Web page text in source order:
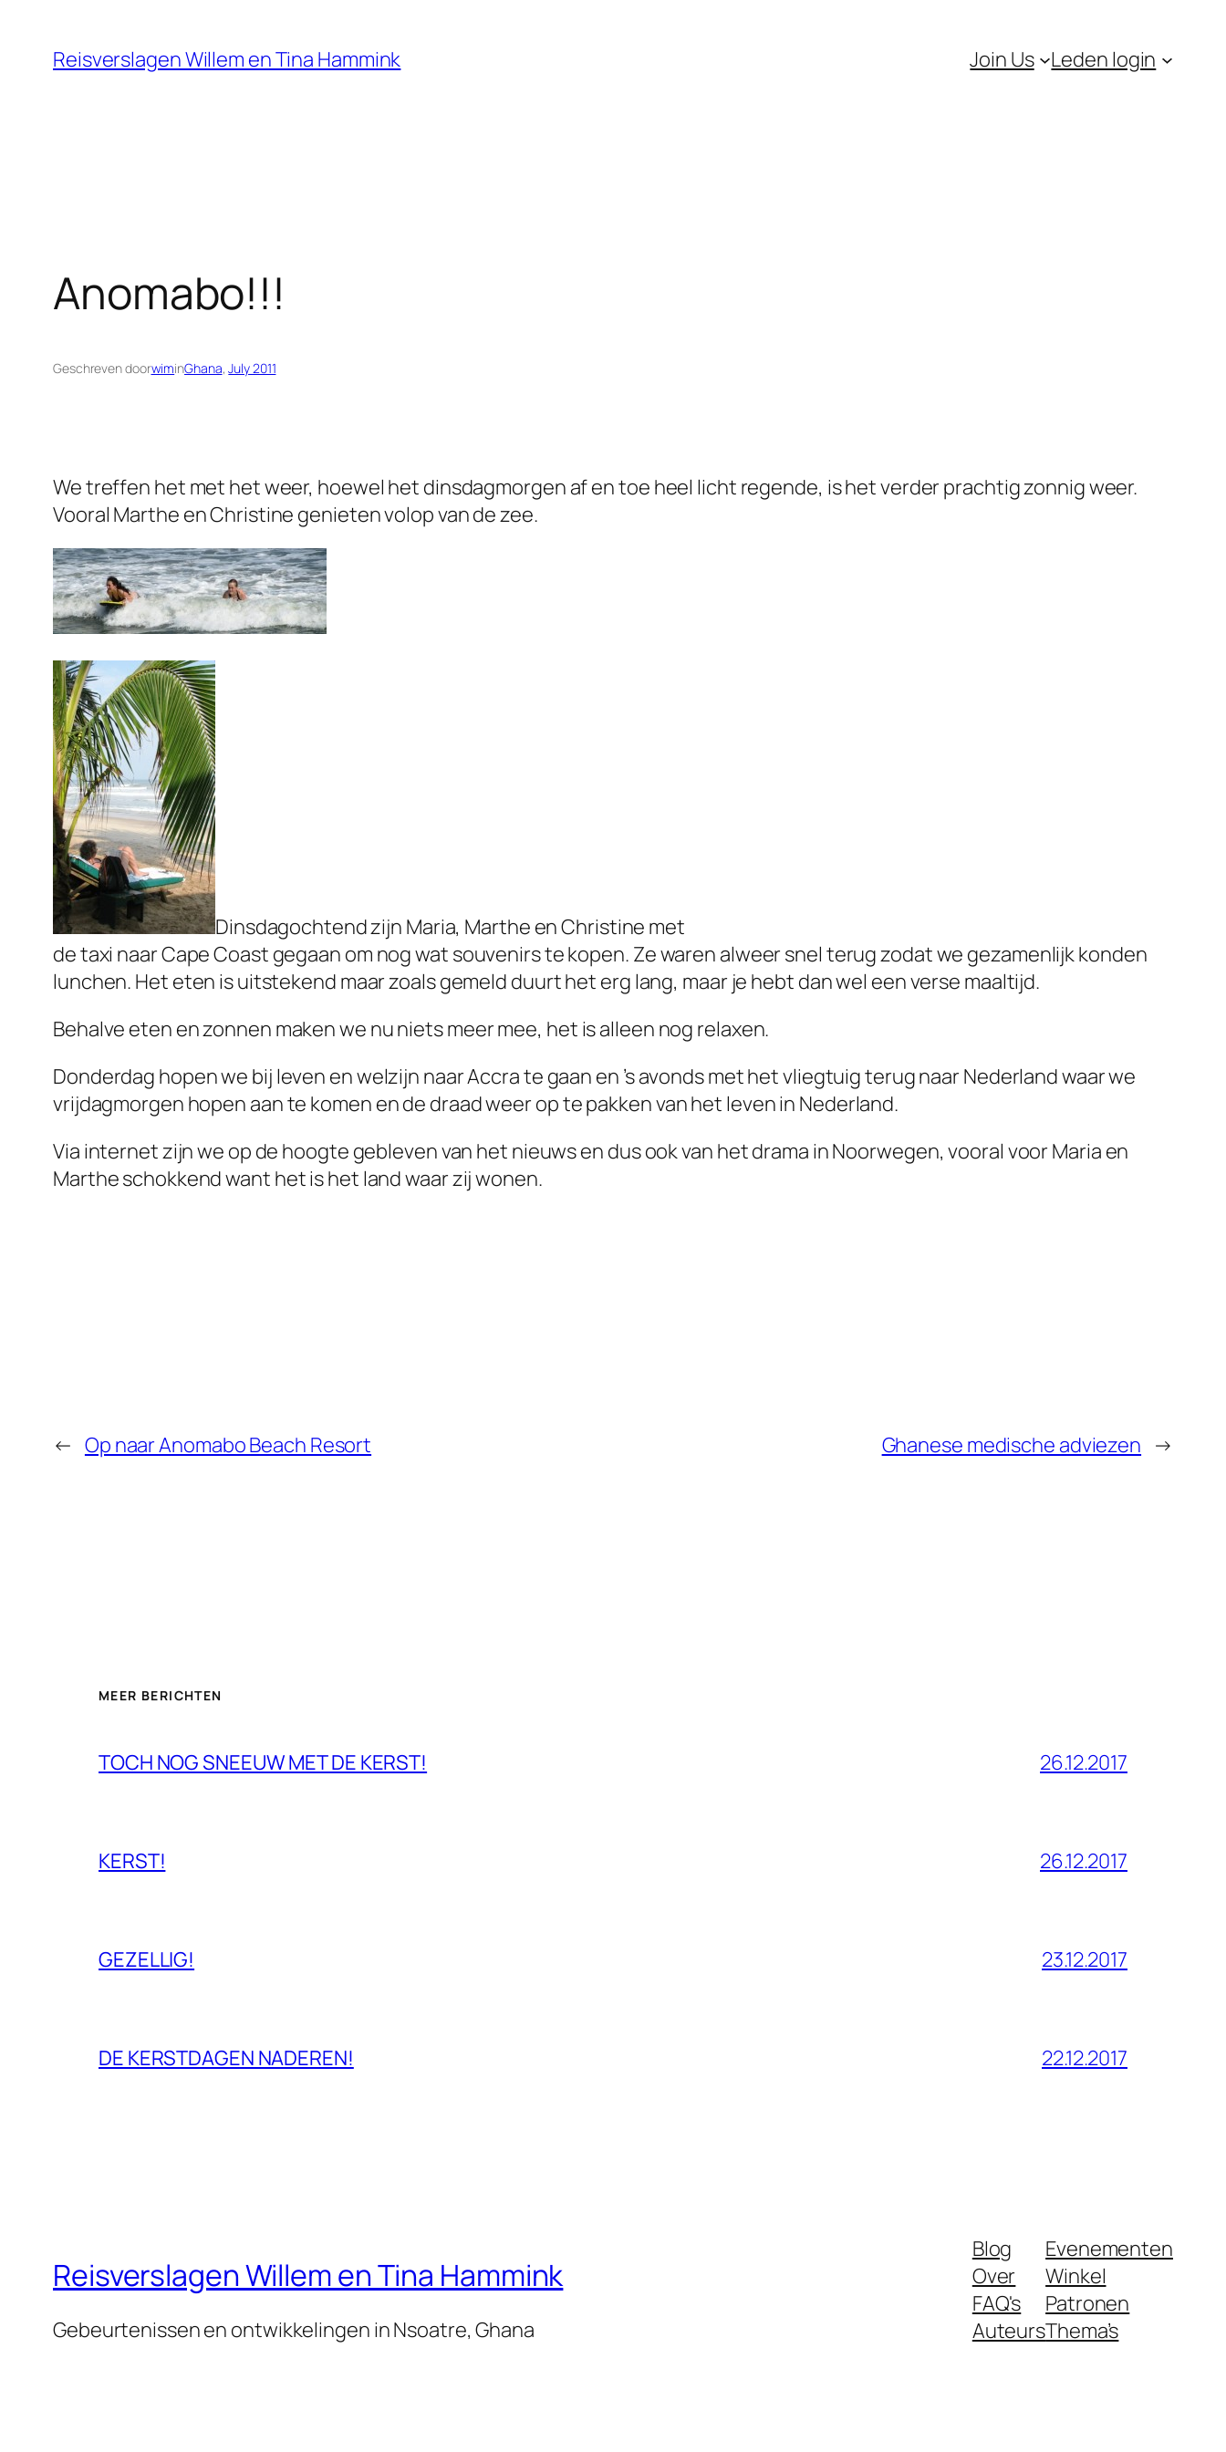
Reisverslagen Willem en Tina Hammink Join Us Leden login
Anomabo!!!
Geschreven doorwiminGhana, July 2011
We treffen het met het weer, hoewel het dinsdagmorgen af en toe heel licht regende, is het verder prachtig zonnig weer.
Vooral Marthe en Christine genieten volop van de zee.
Dinsdagochtend zijn Maria, Marthe en Christine met
de taxi naar Cape Coast gegaan om nog wat souvenirs te kopen. Ze waren alweer snel terug zodat we gezamenlijk konden
lunchen. Het eten is uitstekend maar zoals gemeld duurt het erg lang, maar je hebt dan wel een verse maaltijd.
Behalve eten en zonnen maken we nu niets meer mee, het is alleen nog relaxen.
Donderdag hopen we bij leven en welzijn naar Accra te gaan en ’s avonds met het vliegtuig terug naar Nederland waar we
vrijdagmorgen hopen aan te komen en de draad weer op te pakken van het leven in Nederland.
Via internet zijn we op de hoogte gebleven van het nieuws en dus ook van het drama in Noorwegen, vooral voor Maria en
Marthe schokkend want het is het land waar zij wonen.
← Op naar Anomabo Beach Resort Ghanese medische adviezen →
MEER BERICHTEN
TOCH NOG SNEEUW MET DE KERST! 26.12.2017
KERST! 26.12.2017
GEZELLIG! 23.12.2017
DE KERSTDAGEN NADEREN! 22.12.2017
Reisverslagen Willem en Tina Hammink
Gebeurtenissen en ontwikkelingen in Nsoatre, Ghana
Blog
Over
FAQ's
Auteurs
Evenementen
Winkel
Patronen
Thema’s